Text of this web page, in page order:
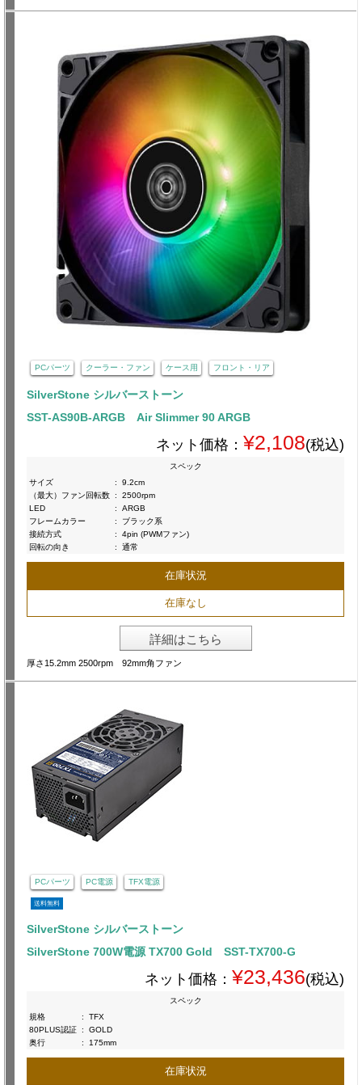
PCパーツ クーラー・ファン ケース用 フロント・リア
SilverStone シルバーストーン
SST-AS90B-ARGB Air Slimmer 90 ARGB
ネット価格： ¥2,108(税込)
スペック
サイズ
:
9.2cm
（最大）ファン回転数 :
2500rpm
LED
:
ARGB
フレームカラー
:
ブラック系
接続方式
:
4pin (PWMファン)
回転の向き
: 通常
在庫状況
在庫なし
詳細はこちら
厚さ15.2mm 2500rpm 92mm角ファン
PCパーツ PC電源 TFX電源
送料無料
SilverStone シルバーストーン
SilverStone 700W電源 TX700 Gold SST-TX700-G
ネット価格： ¥23,436(税込)
スペック
規格
:
TFX
80PLUS認証 :
GOLD
奥行
: 175mm
在庫状況